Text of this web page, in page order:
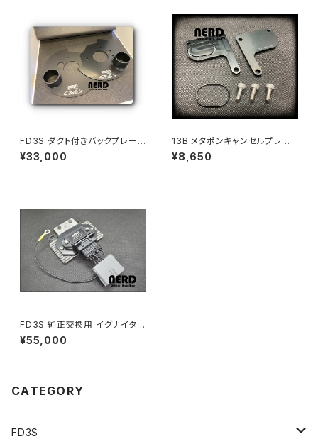
FD3S ダクト付きバックプレー
ト -FD3S Back Plate Front
with Air Duct-
¥33,000
13B メタポンキャンセルプレー
ト ~ 13B OMP Cancel Plat
e ~
¥8,650
FD3S 純正交換用 イグナイタ
キット (FD3S Ignition Mod
ule Kit) N3A1-18-251互換
¥55,000
CATEGORY
FD3S